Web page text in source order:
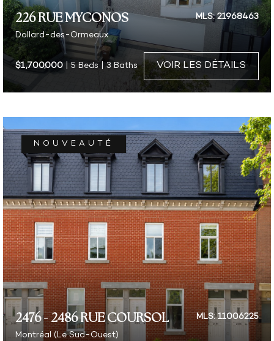
MLS: 21968463
226 RUE MYCONOS
Dollard-des-Ormeaux
$1,700,000 | 5 Beds | 3 Baths VOIR LES DÉTAILS
NOUVEAUTÉ
MLS: 11006225
2476 - 2486 RUE COURSOL
Montréal (Le Sud-Ouest)